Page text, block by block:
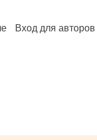
Вход для авторов